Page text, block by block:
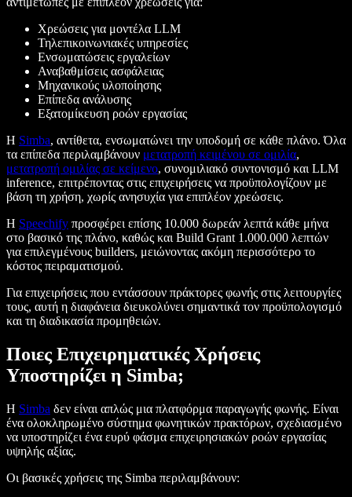
Χρεώσεις για μοντέλα LLM
Τηλεπικοινωνιακές υπηρεσίες
Ενσωματώσεις εργαλείων
Αναβαθμίσεις ασφάλειας
Μηχανικούς υλοποίησης
Επίπεδα ανάλυσης
Εξατομίκευση ροών εργασίας
Η Simba, αντίθετα, ενσωματώνει την υποδομή σε κάθε πλάνο. Όλα
τα επίπεδα περιλαμβάνουν μετατροπή κειμένου σε ομιλία,
μετατροπή ομιλίας σε κείμενο, συνομιλιακό συντονισμό και LLM
inference, επιτρέποντας στις επιχειρήσεις να προϋπολογίζουν με
βάση τη χρήση, χωρίς ανησυχία για επιπλέον χρεώσεις.
Η Speechify προσφέρει επίσης 10.000 δωρεάν λεπτά κάθε μήνα
στο βασικό της πλάνο, καθώς και Build Grant 1.000.000 λεπτών
για επιλεγμένους builders, μειώνοντας ακόμη περισσότερο το
κόστος πειραματισμού.
Για επιχειρήσεις που εντάσσουν πράκτορες φωνής στις λειτουργίες
τους, αυτή η διαφάνεια διευκολύνει σημαντικά τον προϋπολογισμό
και τη διαδικασία προμηθειών.
Ποιες Επιχειρηματικές Χρήσεις
Υποστηρίζει η Simba;
Η Simba δεν είναι απλώς μια πλατφόρμα παραγωγής φωνής. Είναι
ένα ολοκληρωμένο σύστημα φωνητικών πρακτόρων, σχεδιασμένο
να υποστηρίζει ένα ευρύ φάσμα επιχειρησιακών ροών εργασίας
υψηλής αξίας.
Οι βασικές χρήσεις της Simba περιλαμβάνουν: